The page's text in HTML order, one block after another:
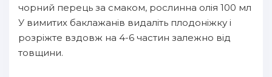
чорний перець за смаком, рослинна олія 100 мл
У вимитих баклажанів видаліть плодоніжку і
розріжте вздовж на 4-6 частин залежно від
товщини.